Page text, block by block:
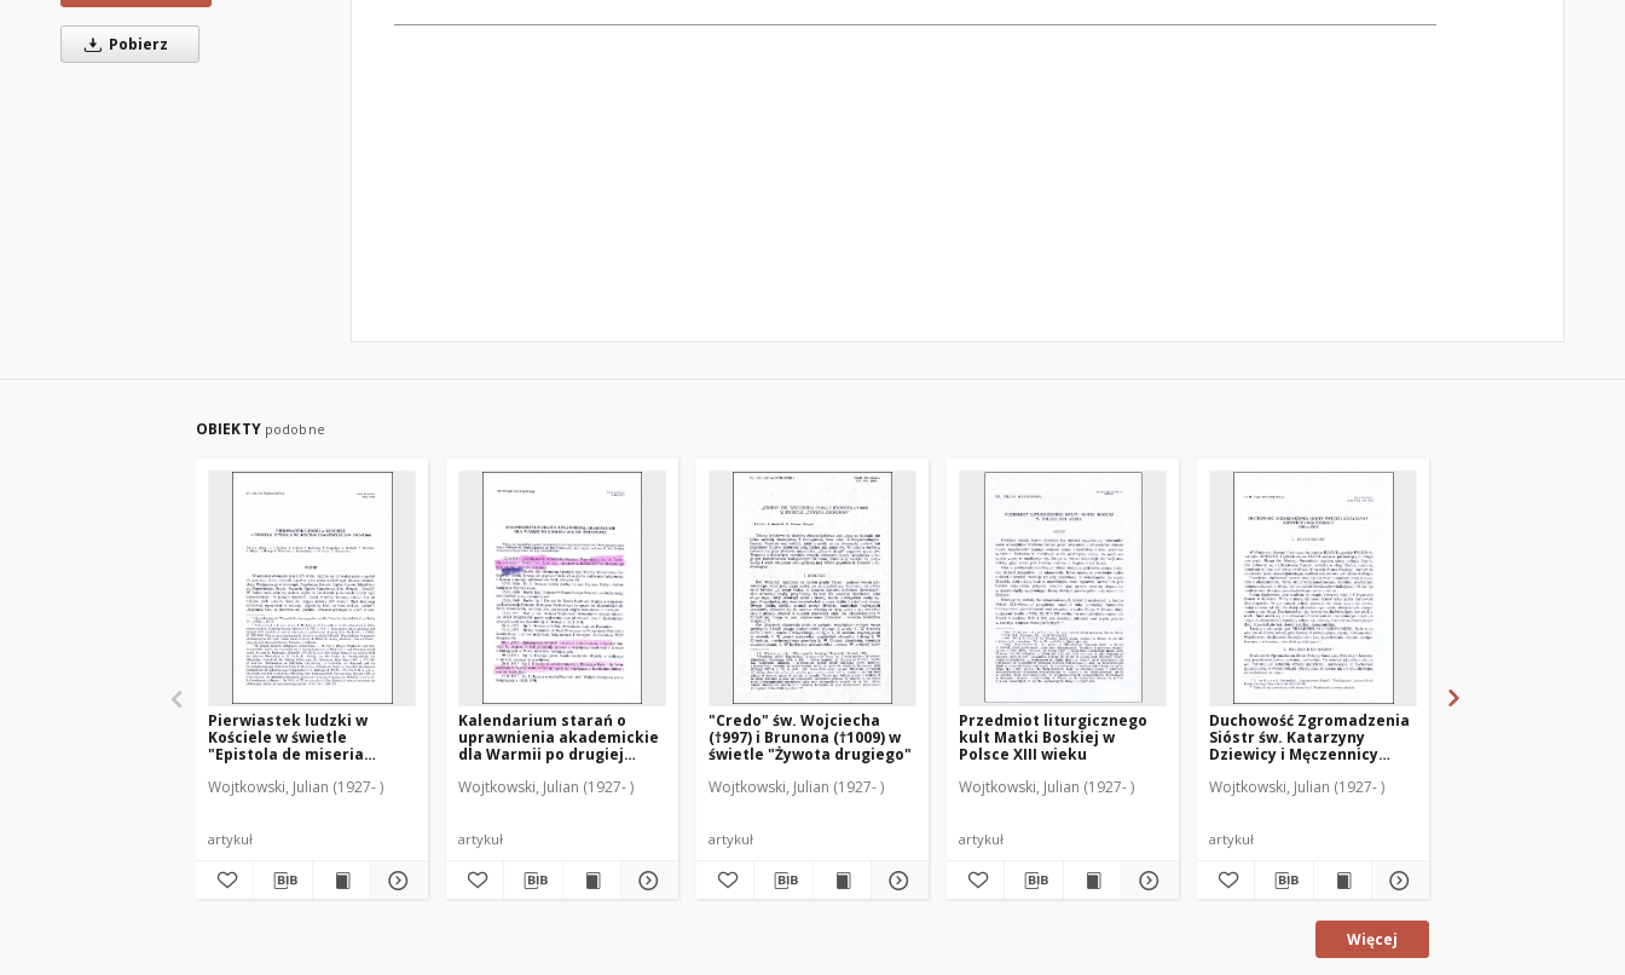
Pobierz
OBIEKTY podobne
Pierwiastek ludzki w
Kościele w świetle
"Epistola de miseria
Wojtkowski, Julian (1927- )
artykuł
Kalendarium starań o
uprawnienia akademickie
dla Warmii po drugiej
Wojtkowski, Julian (1927- )
artykuł
"Credo" św. Wojciecha
(†997) i Brunona (†1009) w
świetle "Żywota drugiego"
Wojtkowski, Julian (1927- )
artykuł
Przedmiot liturgicznego
kult Matki Boskiej w
Polsce XIII wieku
Wojtkowski, Julian (1927- )
artykuł
Duchowość Zgromadzenia
Sióstr św. Katarzyny
Dziewicy i Męczennicy
Wojtkowski, Julian (1927- )
artykuł
Więcej